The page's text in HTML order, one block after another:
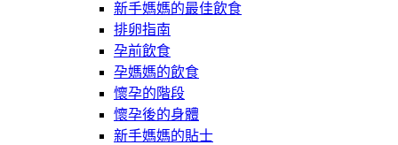
新手媽媽的最佳飲食
排卵指南
孕前飲食
孕媽媽的飲食
懷孕的階段
懷孕後的身體
新手媽媽的貼士